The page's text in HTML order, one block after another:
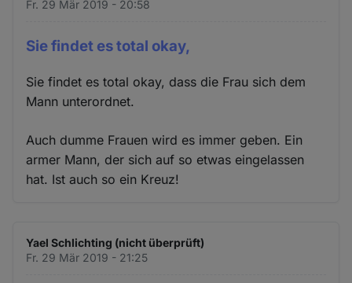
Fr. 29 Mär 2019 - 20:58
Sie findet es total okay,
Sie findet es total okay, dass die Frau sich dem
Mann unterordnet.
Auch dumme Frauen wird es immer geben. Ein
armer Mann, der sich auf so etwas eingelassen
hat. Ist auch so ein Kreuz!
Yael Schlichting (nicht überprüft)
Fr. 29 Mär 2019 - 21:25